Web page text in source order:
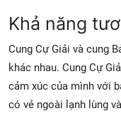
Khả năng
Cung Cự Giải và cung
khác nhau. Cung Cự
cảm xúc của mình với
có vẻ ngoài lạnh lùng